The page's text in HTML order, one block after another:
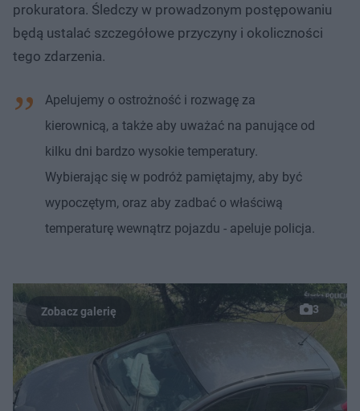
prokuratora. Śledczy w prowadzonym postępowaniu
będą ustalać szczegółowe przyczyny i okoliczności
tego zdarzenia.
Apelujemy o ostrożność i rozwagę za
kierownicą, a także aby uważać na panujące od
kilku dni bardzo wysokie temperatury.
Wybierając się w podróż pamiętajmy, aby być
wypoczętym, oraz aby zadbać o właściwą
temperaturę wewnątrz pojazdu - apeluje policja.
3